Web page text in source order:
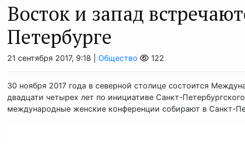
Восток и запад
Петербурге
21 сентября 2017, 9:18 | Общество 122
30 ноября 2017 года в северной столице состоится
двадцати четырех лет по инициативе Санкт-
международные женские конференции собирают в Санкт-